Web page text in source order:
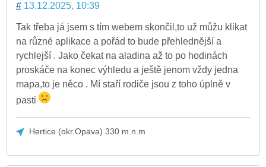
# 13.12.2025, 10:39
Tak třeba já jsem s tím webem skončil,to už můžu klikat
na různé aplikace a pořád to bude přehlednější a
rychlejší . Jako čekat na aladina až to po hodinách
proskáče na konec výhledu a ještě jenom vždy jedna
mapa,to je něco . Mí staří rodiče jsou z toho úplně v
pasti
Hertice (okr.Opava) 330 m.n.m